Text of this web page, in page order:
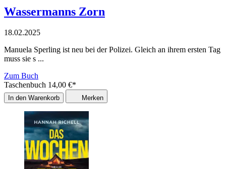
Wassermanns Zorn
18.02.2025
Manuela Sperling ist neu bei der Polizei. Gleich an ihrem ersten Tag
muss sie s ...
Zum Buch
Taschenbuch 14,00 €*
In den Warenkorb Merken